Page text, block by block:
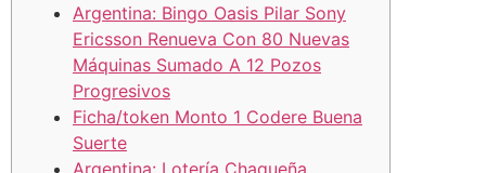
Argentina: Bingo Oasis Pilar Sony
Ericsson Renueva Con 80 Nuevas
Máquinas Sumado A 12 Pozos
Progresivos
Ficha/token Monto 1 Codere Buena
Suerte